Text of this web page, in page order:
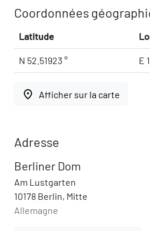
Coordonnées
Latitude
N 52.51923 ° E
place Afficher sur la carte
Adresse
Berliner Dom
Am Lustgarten
10178 Berlin, Mitte
Allemagne